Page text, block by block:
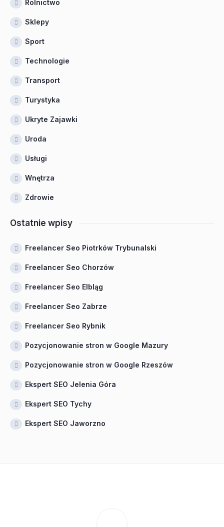
Rolnictwo
Sklepy
Sport
Technologie
Transport
Turystyka
Ukryte Zajawki
Uroda
Usługi
Wnętrza
Zdrowie
Ostatnie wpisy
Freelancer Seo Piotrków Trybunalski
Freelancer Seo Chorzów
Freelancer Seo Elbląg
Freelancer Seo Zabrze
Freelancer Seo Rybnik
Pozycjonowanie stron w Google Mazury
Pozycjonowanie stron w Google Rzeszów
Ekspert SEO Jelenia Góra
Ekspert SEO Tychy
Ekspert SEO Jaworzno